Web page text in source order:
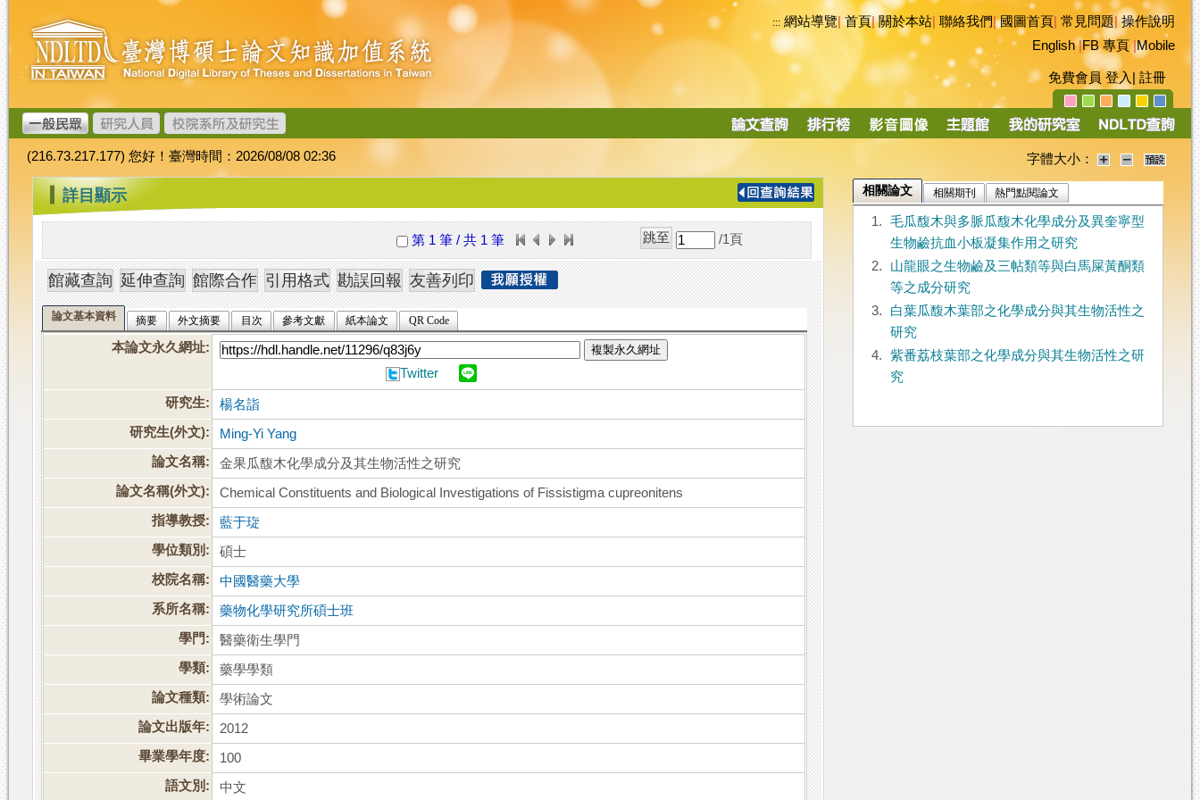
跳
到
主
要
內
容
臺
灣
博
碩
士
論
文
加
值
系
統
::: 網站導覽|首頁|關於本站 聯絡我們|國圖首頁 常見問題|操作說明
English|FB 專頁|Mobile
免費會員 登入 註冊
導
(216.73.217.177) 您好！臺灣時間：2026/08/08 02:36 字體大小：
::: 詳目顯示
第 1 筆 / 共 1 筆 /1 頁
論文基本資料 摘要 外文摘要 目次 參考文獻 紙本論文 QR Code
本論文永久網址: 複製永久網址
Twitter
研究生:
楊名詣
研究生(外文):
Ming-Yi Yang
論文名稱:
金果瓜馥木化學成分及其生物活性之研究
論文名稱(外文):
Chemical Constituents and Biological Investigations of Fissistigma cupreonitens
指導教授:
藍于琁
學位類別:
碩士
校院名稱:
中國醫藥大學
系所名稱:
藥物化學研究所碩士班
學門:
醫藥衛生學門
學類:
藥學學類
論文種類:
學術論文
論文出版年:
2012
畢業學年度:
100
語文別:
中文
相關論文 相關期刊 熱門點閱論文
1.
毛瓜馥木與多脈瓜馥木化學成分及異奎寧型
生物鹼抗血小板凝集作用之研究
2.
山龍眼之生物鹼及三帖類等與白馬屎黃酮類
等之成分研究
3.
白葉瓜馥木葉部之化學成分與其生物活性之
研究
4.
紫番荔枝葉部之化學成分與其生物活性之研
究